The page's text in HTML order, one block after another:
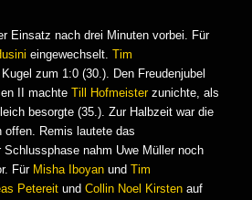
Einsatz nach drei Minuten vorbei. Für
eingewechselt. Tim
zum 1:0 (30.). Den Freudenjubel
II machte Till Hofmeisterzunichte, als
besorgte (35.). Zur Halbzeit war die
offen. Remis lautete das
nahm Uwe Müller noch
Für Misha Iboyanund Tim
Petereitund Collin Noel Kirstenauf